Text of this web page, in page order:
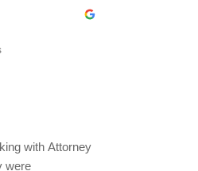
with Attorney
were